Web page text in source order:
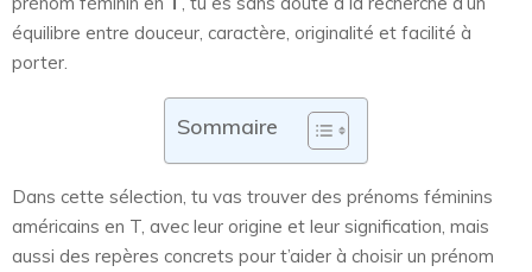
équilibre entre douceur, caractère, originalité et facilité à
porter.
Sommaire
Dans cette sélection, tu vas trouver des prénoms féminins
américains en T, avec leur origine et leur signification, mais
aussi des repères concrets pour t’aider à choisir un prénom